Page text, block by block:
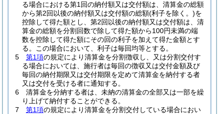
る場合における第1回の納付額又は交付額は、清算金の総額
から第2回以後の納付額又は交付額の総額(利子を除く。)を
控除して得た額とし、第2回以後の納付額又は交付額は、清
算金の総額を分割回数で除して得た額から100円未満の端
数を控除して得た額にその回の利子を加えて得た金額とす
る。
この場合において、利子は毎回均等とする。
5
第1項の規定により清算金を分割徴収し、又は分割交付す
る場合においては、施行者は毎回の徴収又は交付金額及び
毎回の納付期限又は交付期限を定めて清算金を納付する者
又は交付を受ける者に通知する。
6
清算金を分納する者は、未納の清算金の全部又は一部を繰
り上げて納付することができる。
7
第1項の規定により清算金を分割交付している場合におい